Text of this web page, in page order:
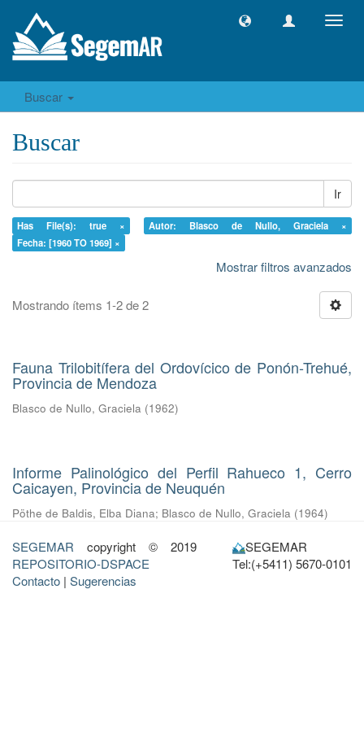
Buscar
Buscar
Ir
Has File(s): true ×
Autor: Blasco de Nullo, Graciela ×
Fecha: [1960 TO 1969] ×
Mostrar filtros avanzados
Mostrando ítems 1-2 de 2
Fauna Trilobitífera del Ordovícico de Ponón-Trehué,
Provincia de Mendoza
Blasco de Nullo, Graciela (1962)
Informe Palinológico del Perfil Rahueco 1, Cerro
Caicayen, Provincia de Neuquén
Pöthe de Baldis, Elba Diana; Blasco de Nullo, Graciela (1964)
SEGEMAR copyright © 2019
REPOSITORIO-DSPACE
Contacto | Sugerencias
SEGEMAR
Tel:(+5411) 5670-0101